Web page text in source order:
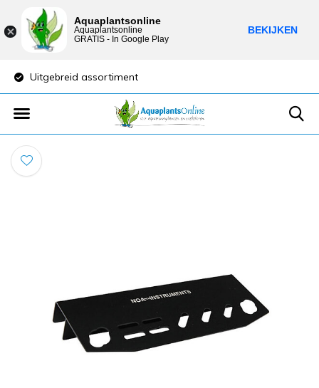
Uitgebreid assortiment
Aquaplantsonline
Aquaplantsonline
GRATIS - In Google Play
BEKIJKEN